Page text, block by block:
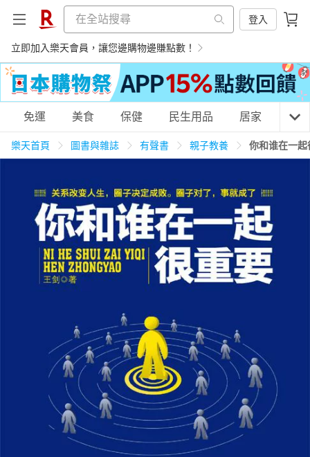
登入
立即加入樂天會員，讓您邊購物邊賺點數！
購物網分類
天天免運 美食蛋糕 養生保健
居家生活 3C家電 運動休閒 親子玩具
日本購物 電子/紙本書
HOT
免運 美食 保健 民生用品 居家 3C
樂天首頁 圖書與雜誌 有聲書 親子教養 你和谁在一